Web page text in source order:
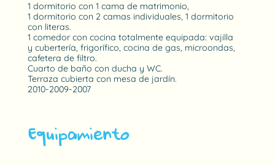
1 dormitorio con 1 cama de matrimonio,
1 dormitorio con 2 camas individuales, 1 dormitorio
con literas.
1 comedor con cocina totalmente equipada: vajilla
y cubertería, frigorífico, cocina de gas, microondas,
cafetera de filtro.
Cuarto de baño con ducha y WC.
Terraza cubierta con mesa de jardín.
2010-2009-2007
Equipamiento